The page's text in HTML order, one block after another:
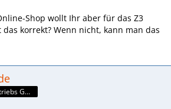
Shop wollt Ihr aber für das Z3
das korrekt? Wenn nicht, kann man das
Motion TM Vertriebs GmbH